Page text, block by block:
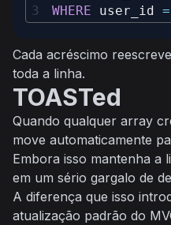
WHERE user_id =
Cada acréscimo
toda a linha.
TOASTed
Quando qualquer array
move automaticamente
Embora isso mantenha a
em um sério gargalo de
A diferença que isso
atualização padrão do